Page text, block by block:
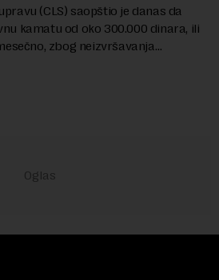
(CLS) saopštio je danas da
kamatu od oko 300.000 dinara, ili
zbog neizvršavanja